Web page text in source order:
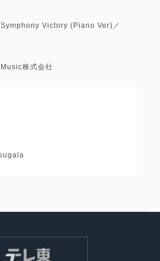
Victory (Piano Ver)／
株式会社